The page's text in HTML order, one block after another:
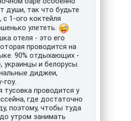
души, так что будьте
1-ого коктейля
улететь.
отеля - это его
проводится на
90% отдыхающих -
украинцы и белорусы.
диджеи,
гоу.
тусовка проводится у
где достаточно
поэтому, чтобы туда
утром занимать